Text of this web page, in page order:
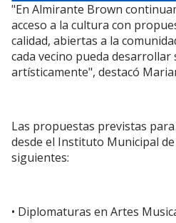
"En Almirante Brown
acceso a la cultura con
calidad, abiertas a la
cada vecino pueda
artísticamente", destacó
Las propuestas previstas
desde el Instituto Municipal
siguientes:
• Diplomaturas en Artes